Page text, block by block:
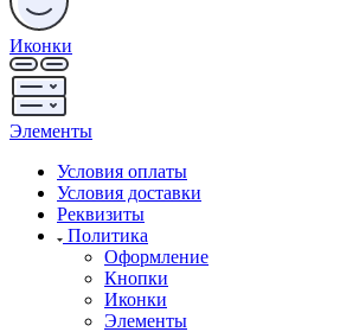
Иконки
Элементы
Условия оплаты
Условия доставки
Реквизиты
Политика
Оформление
Кнопки
Иконки
Элементы